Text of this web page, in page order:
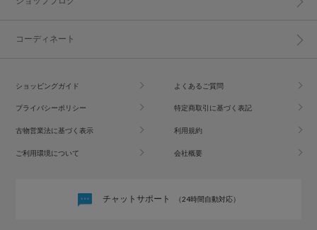
コーディネート
ショッピングガイド よくあるご質問
プライバシーポリシー 特定商取引に基づく表記
古物営業法に基づく表示 利用規約
ご利用環境について 会社概要
チャットサポート （24時間自動対応）